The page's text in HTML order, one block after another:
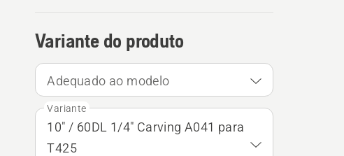
Variante do produto
Adequado ao modelo
Variante
10" / 60DL 1/4" Carving A041 para
T425